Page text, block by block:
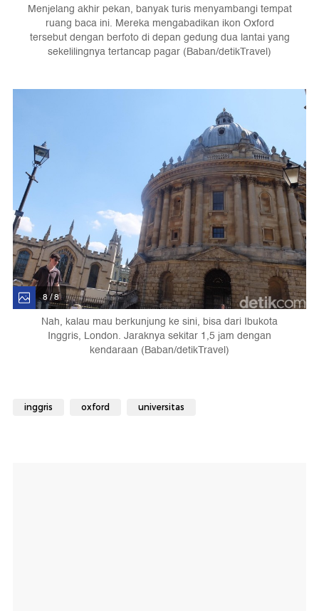
Menjelang akhir pekan, banyak turis menyambangi tempat
ruang baca ini. Mereka mengabadikan ikon Oxford
tersebut dengan berfoto di depan gedung dua lantai yang
sekelilingnya tertancap pagar (Baban/detikTravel)
8 / 8
Nah, kalau mau berkunjung ke sini, bisa dari Ibukota
Inggris, London. Jaraknya sekitar 1,5 jam dengan
kendaraan (Baban/detikTravel)
inggris oxford universitas